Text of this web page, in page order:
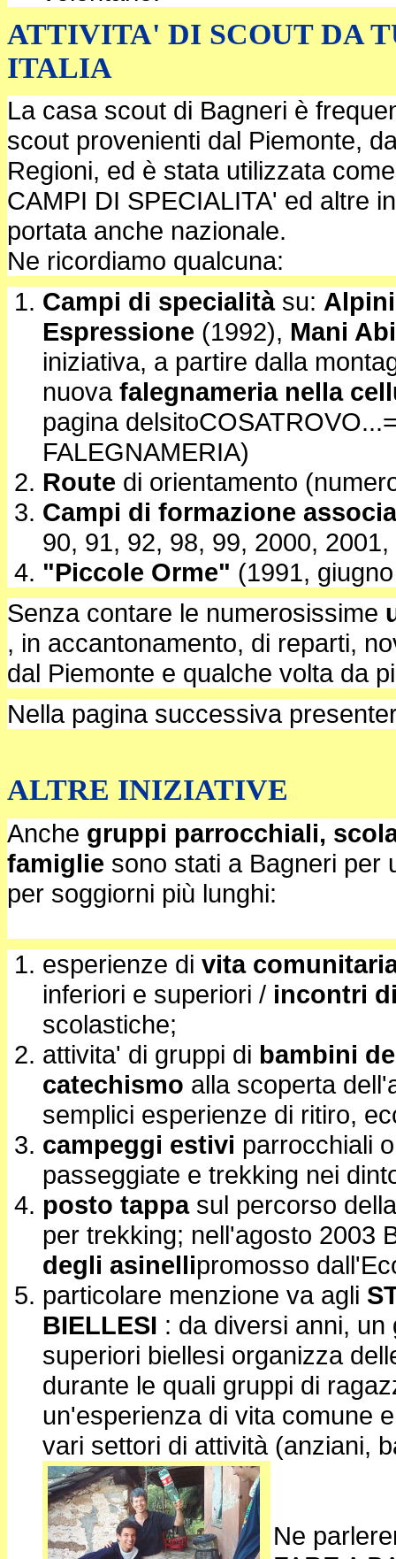
ATTIVITA' DI SCOUT DA
ITALIA
La casa scout di Bagneri è
scout provenienti dal Piemonte,
Regioni, ed è stata utilizzata
CAMPI DI SPECIALITA' ed altre
portata anche nazionale.
Ne ricordiamo qualcuna:
Campi di specialitàsu:
Espressione (1992), Mani
iniziativa, a partire dalla
nuova falegnameria nella
pagina
FALEGNAMERIA)
Route di orientamento
Campi di formazione
90, 91, 92, 98, 99, 2000,
"Piccole Orme" (1991,
Senza contare le numerosissime
, in accantonamento, di reparti,
dal Piemonte e qualche volta da
Nella pagina successiva
ALTRE INIZIATIVE
Anche gruppi parrocchiali,
famiglie sono stati a Bagneri per
per soggiorni più lunghi:
esperienze di vita
inferiori e superiori / incontri
scolastiche;
attivita' di gruppi di bambini
catechismo alla scoperta
semplici esperienze di ritiro,
campeggi estivi parrocchiali
passeggiate e trekking nei
posto tappasul percorso
per trekking; nell'agosto 2003
degli asinellipromosso
particolare menzione va agli
BIELLESI : da diversi anni,
superiori biellesi organizza
durante le quali gruppi di
un'esperienza di vita comune
vari settori di attività (anziani,
Ne